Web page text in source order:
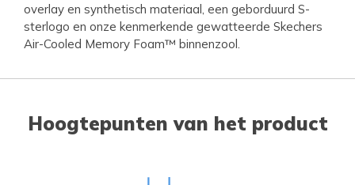
overlay en synthetisch materiaal, een geborduurd S-
sterlogo en onze kenmerkende gewatteerde Skechers
Air-Cooled Memory Foam™ binnenzool.
Hoogtepunten van het product